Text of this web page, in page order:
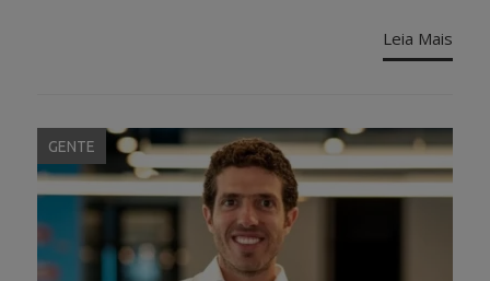
Leia Mais
GENTE